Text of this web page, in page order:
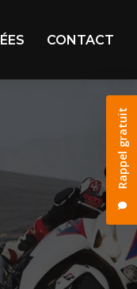
Rappel gratuit
CONTACT